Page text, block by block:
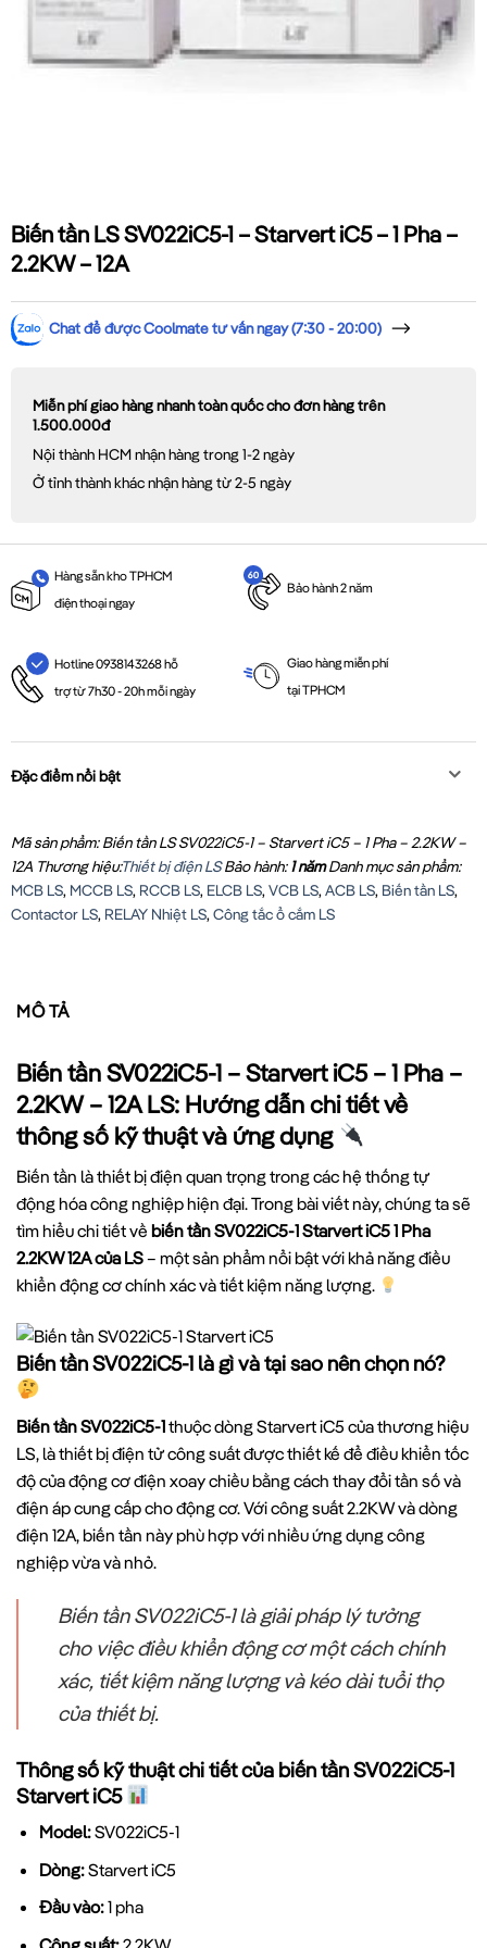
Biến tần LS SV022iC5-1 – Starvert iC5 – 1 Pha –
2.2KW – 12A
Chat để được Coolmate tư vấn ngay (7:30 - 20:00)
Miễn phí giao hàng nhanh toàn quốc cho đơn hàng trên
1.500.000đ
Nội thành HCM nhận hàng trong 1-2 ngày
Ở tỉnh thành khác nhận hàng từ 2-5 ngày
Hàng sẵn kho TPHCM
điện thoại ngay
Bảo hành 2 năm
Hotline 0938143268 hỗ
trợ từ 7h30 - 20h mỗi ngày
Giao hàng miễn phí
tại TPHCM
Đặc điểm nổi bật
Mã sản phẩm: Biến tần LS SV022iC5-1 – Starvert iC5 – 1 Pha – 2.2KW –
12A Thương hiệu:Thiết bị điện LS Bảo hành:1 nămDanh mục sản phẩm:
MCB LS, MCCB LS, RCCB LS, ELCB LS,VCB LS,ACB LS, Biến tần LS,
Contactor LS, RELAY Nhiệt LS,Công tắc ổ cắm LS
MÔ TẢ
Biến tần SV022iC5-1 – Starvert iC5 – 1 Pha –
2.2KW – 12A LS: Hướng dẫn chi tiết về
thông số kỹ thuật và ứng dụng
Biến tần là thiết bị điện quan trọng trong các hệ thống tự
động hóa công nghiệp hiện đại. Trong bài viết này, chúng ta sẽ
tìm hiểu chi tiết về biến tần SV022iC5-1 Starvert iC5 1 Pha
2.2KW 12A của LS– một sản phẩm nổi bật với khả năng điều
khiển động cơ chính xác và tiết kiệm năng lượng.
Biến tần SV022iC5-1 là gì và tại sao nên chọn nó?
Biến tần SV022iC5-1thuộc dòng Starvert iC5 của thương hiệu
LS, là thiết bị điện tử công suất được thiết kế để điều khiển tốc
độ của động cơ điện xoay chiều bằng cách thay đổi tần số và
điện áp cung cấp cho động cơ. Với công suất 2.2KW và dòng
điện 12A, biến tần này phù hợp với nhiều ứng dụng công
nghiệp vừa và nhỏ.
Biến tần SV022iC5-1 là giải pháp lý tưởng
cho việc điều khiển động cơ một cách chính
xác, tiết kiệm năng lượng và kéo dài tuổi thọ
của thiết bị.
Thông số kỹ thuật chi tiết của biến tần SV022iC5-1
Starvert iC5
Model:SV022iC5-1
Dòng:Starvert iC5
Đầu vào:1 pha